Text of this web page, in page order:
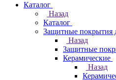
Каталог
Назад
Каталог
Защитные покрытия
Назад
Защитные
Керамические
Назад